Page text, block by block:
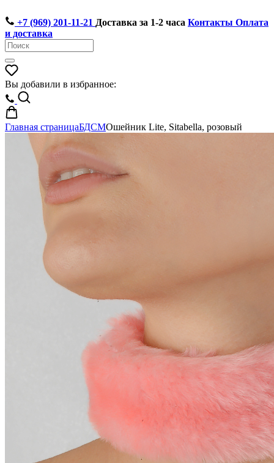
+7 (969) 201-11-21 Доставка за 1-2 часа Контакты Оплата
и доставка
Вы добавили в избранное:
Главная страницаБДСМОшейник Lite, Sitabella, розовый